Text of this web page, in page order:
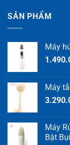
SẢN PHẨM
Máy
Máy
Máy
Bật